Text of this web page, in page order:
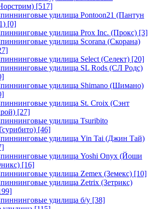
[517]
удилища Pontoon21 (Пантун
[0]
удилища Prox Inc. (Прокс) [3]
удилища Scorana (Скорана)
удилища Select (Селект) [20]
удилища SL Rods (СЛ Родс)
удилища Shimano (Шимано)
удилища St. Croix (Сэнт
[27]
удилища Tsuribito
[46]
удилища Yin Tai (Джин Тай)
удилища Yoshi Onyx (Йоши
[16]
удилища Zemex (Земекс) [10]
удилища Zetrix (Зетрикс)
удилища б/у [38]